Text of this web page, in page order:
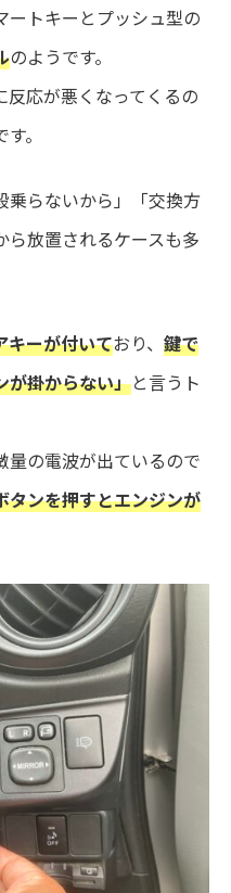
ートキーとプッシュ型の
のようです。
応が悪くなってくるの
す。
乗らないから」「交換方
放置されるケースも多
キーが付いており、鍵で
が掛からない」と言うト
量の電波が出ているので
タンを押すとエンジンが